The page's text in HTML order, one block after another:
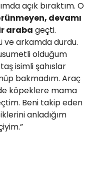
açık bıraktım. O
devamı
araba geçti.
ve arkamda durdu.
olduğum
isimli şahıslar
bakmadım. Araç
köpeklere mama
Beni takip eden
anladığım